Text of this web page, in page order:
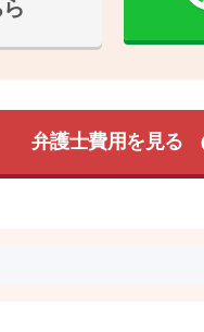
弁護士費用を見る